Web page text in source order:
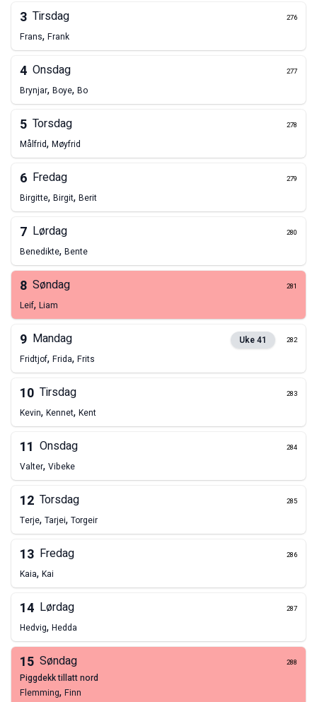
3 Tirsdag 276
Frans, Frank
4 Onsdag 277
Brynjar, Boye, Bo
5 Torsdag 278
Målfrid, Møyfrid
6 Fredag 279
Birgitte, Birgit, Berit
7 Lørdag 280
Benedikte, Bente
8 Søndag 281
Leif, Liam
9 Mandag Uke41 282
Fridtjof, Frida, Frits
10 Tirsdag 283
Kevin, Kennet, Kent
11 Onsdag 284
Valter, Vibeke
12 Torsdag 285
Terje, Tarjei, Torgeir
13 Fredag 286
Kaia, Kai
14 Lørdag 287
Hedvig, Hedda
15 Søndag 288
piggdekk tillatt nord
Flemming, Finn